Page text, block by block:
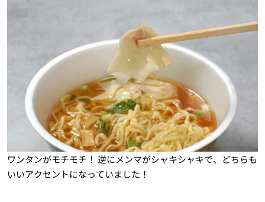
ワンタンがモチモチ！ 逆にメンマがシャキシャキで、どちらも
いいアクセントになっていました！